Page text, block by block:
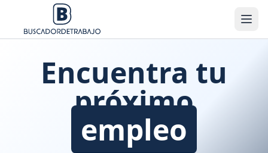
Encuentra tu
próximo
empleo